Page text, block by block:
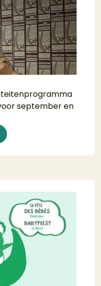
september en